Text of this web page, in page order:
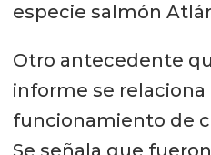
especie salmón
Otro antecedente
informe se
funcionamiento de